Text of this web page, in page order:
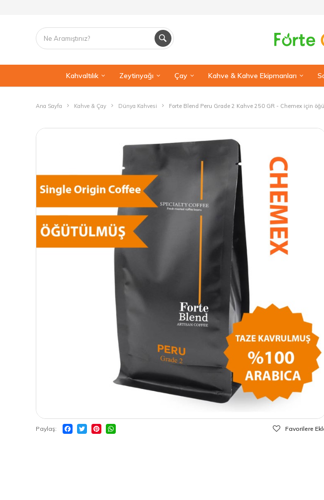
Kahvaltılık Zeytinyağı Çay Kahve & Kahve Ekipmanları
Ana Sayfa Kahve & Çay Dünya Kahvesi Forte Blend Peru Grade 2 Kahve 250 GR - Chemex için
Paylaş Favorilere